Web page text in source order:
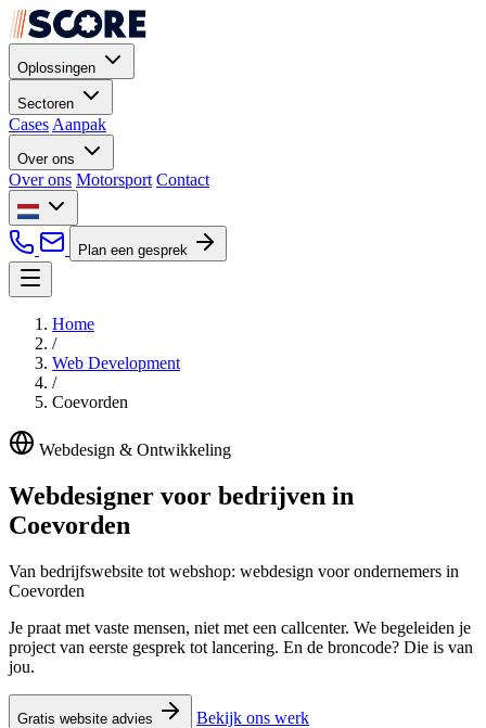
Oplossingen
Sectoren
Cases Aanpak
Over ons
Over ons Motorsport Contact
Plan een gesprek
Home
/
Web Development
/
Coevorden
Webdesign & Ontwikkeling
Webdesigner voor bedrijven in
Coevorden
Van bedrijfswebsite tot webshop: webdesign voor ondernemers in
Coevorden
Je praat met vaste mensen, niet met een callcenter. We begeleiden je
project van eerste gesprek tot lancering. En de broncode? Die is van
jou.
Gratis website advies
Bekijk ons werk